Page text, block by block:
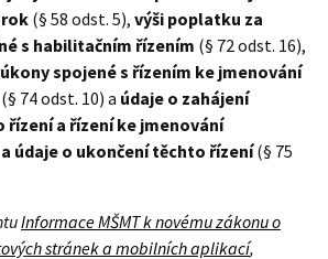
(§ 58 odst. 5), výši poplatku za
s habilitačním řízením (§ 72 odst. 16),
spojené s řízením ke jmenování
(§ 74 odst. 10) a údaje o zahájení
řízení a řízení ke jmenování
údaje o ukončení těchto řízení(§ 75
Informace MŠMT k novému zákonu o
stránek a mobilních aplikací,